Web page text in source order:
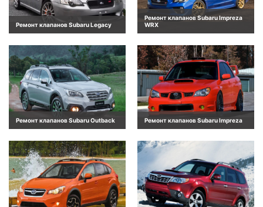
Ремонт клапанов Subaru Legacy
Ремонт клапанов Subaru Impreza
WRX
Ремонт клапанов Subaru Outback Ремонт клапанов Subaru Impreza